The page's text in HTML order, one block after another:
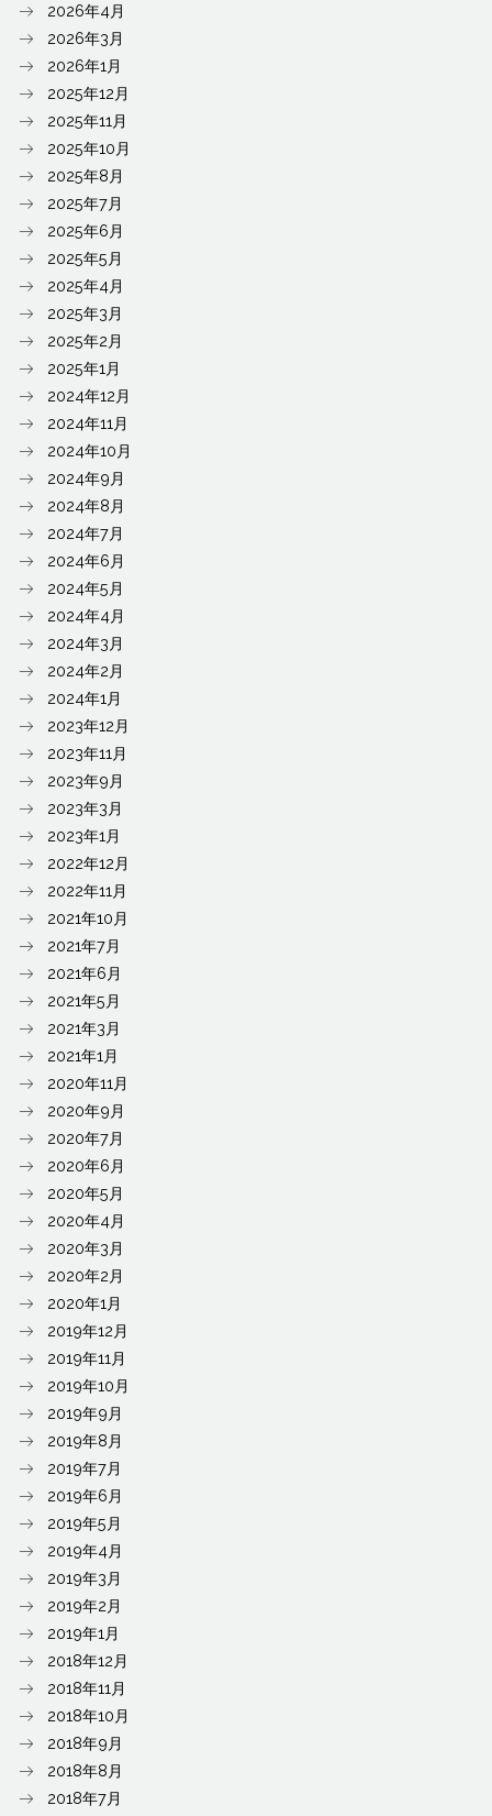
2026年4月
2026年3月
2026年1月
2025年12月
2025年11月
2025年10月
2025年8月
2025年7月
2025年6月
2025年5月
2025年4月
2025年3月
2025年2月
2025年1月
2024年12月
2024年11月
2024年10月
2024年9月
2024年8月
2024年7月
2024年6月
2024年5月
2024年4月
2024年3月
2024年2月
2024年1月
2023年12月
2023年11月
2023年9月
2023年3月
2023年1月
2022年12月
2022年11月
2021年10月
2021年7月
2021年6月
2021年5月
2021年3月
2021年1月
2020年11月
2020年9月
2020年7月
2020年6月
2020年5月
2020年4月
2020年3月
2020年2月
2020年1月
2019年12月
2019年11月
2019年10月
2019年9月
2019年8月
2019年7月
2019年6月
2019年5月
2019年4月
2019年3月
2019年2月
2019年1月
2018年12月
2018年11月
2018年10月
2018年9月
2018年8月
2018年7月